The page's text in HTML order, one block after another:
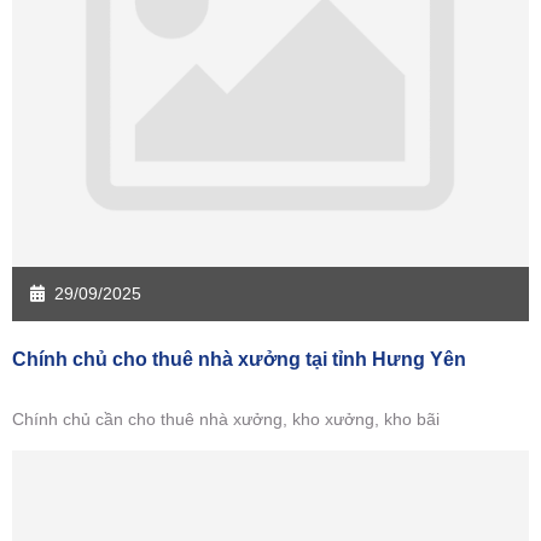
29/09/2025
Chính chủ cho thuê nhà xưởng tại tỉnh Hưng Yên
Chính chủ cần cho thuê nhà xưởng, kho xưởng, kho bãi